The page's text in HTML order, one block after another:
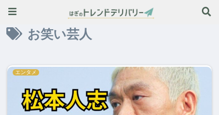
旬のトレンド情報はこちら ≫
お笑い芸人
エンタメ